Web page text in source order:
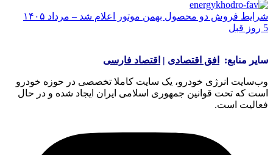
شرایط فروش دو محصول بهمن موتور اعلام شد – مرداد ۱۴۰۵
5 روز قبل
سایر منابع: افق اقتصادی | اقتصاد فارسی
وب‌سایت انرژی خودرو، یک سایت کاملا تخصصی در حوزه خودرو
است که تحت قوانین جمهوری اسلامی ایران ایجاد شده و در حال
فعالیت است.